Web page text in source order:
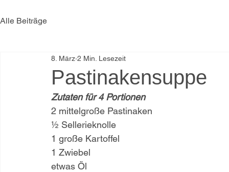
Alle Beiträge
Pastinakensuppe
8. März 2 Min. Lesezeit
Zutaten für 4 Portionen
2 mittelgroße Pastinaken
½ Sellerieknolle
1 große Kartoffel
1 Zwiebel
etwas Öl